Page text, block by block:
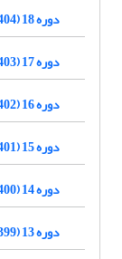
دوره 18 (1404)
دوره 17 (1403)
دوره 16 (1402)
دوره 15 (1401)
دوره 14 (1400)
دوره 13 (1399)